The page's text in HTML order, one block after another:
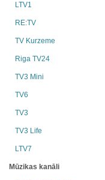
LTV1
RE:TV
TV Kurzeme
Riga TV24
TV3 Mini
TV6
TV3
TV3 Life
LTV7
Mūzikas kanāli